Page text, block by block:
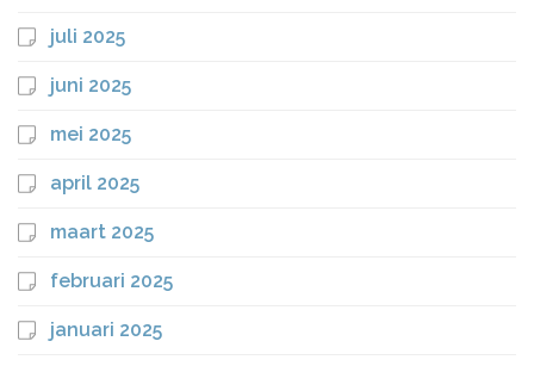
juli 2025
juni 2025
mei 2025
april 2025
maart 2025
februari 2025
januari 2025